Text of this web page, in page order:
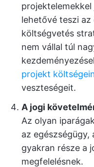
lehetővé teszi
költségvetés
nem vállal túl
projekt
veszteségeit.
A jogi
Az olyan
az
gyakran része a
megfelelésnek.